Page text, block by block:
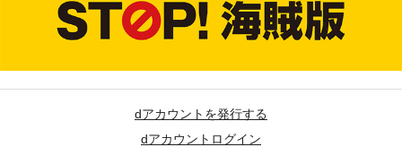
dアカウントを発行する
dアカウントログイン